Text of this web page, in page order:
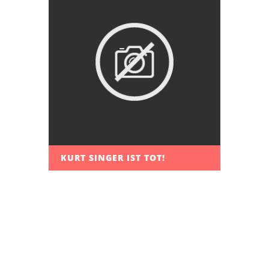
KURT SINGER IST TOT!